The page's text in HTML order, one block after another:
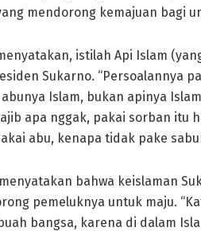
mendorong kemajuan bagi
istilah Api Islam
Sukarno. “Persoalannya
Islam, bukan apinya
apa nggak, pakai sorban itu
abu, kenapa tidak pake
bahwa keislaman
pemeluknya untuk maju.
bangsa, karena di dalam